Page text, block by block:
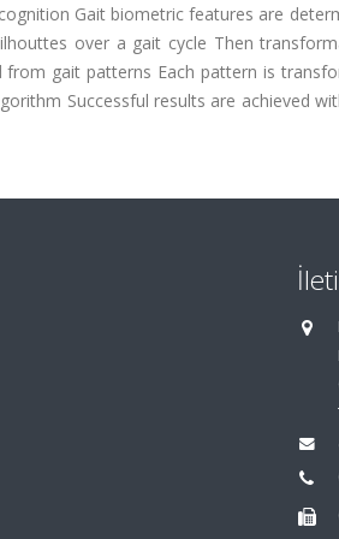
Gait biometric features are
over a gait cycle Then
gait patterns Each pattern is
Successful results are achieved